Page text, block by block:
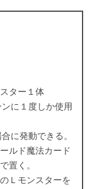
ター１体
に１度しか使用
に発動できる。
ルド魔法カード
置く。
Ｌモンスターを